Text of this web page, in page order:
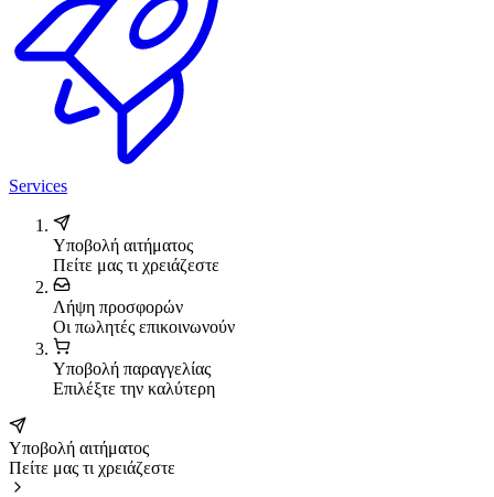
Services
Υποβολή αιτήματος
Πείτε μας τι χρειάζεστε
Λήψη προσφορών
Οι πωλητές επικοινωνούν
Υποβολή παραγγελίας
Επιλέξτε την καλύτερη
Υποβολή αιτήματος
Πείτε μας τι χρειάζεστε